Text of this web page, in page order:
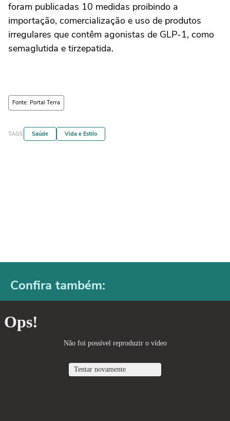
foram publicadas 10 medidas proibindo a
importação, comercialização e uso de produtos
irregulares que contêm agonistas de GLP-1, como
semaglutida e tirzepatida.
Fonte: Portal Terra
TAGS Saúde Vida e Estilo
Confira também: